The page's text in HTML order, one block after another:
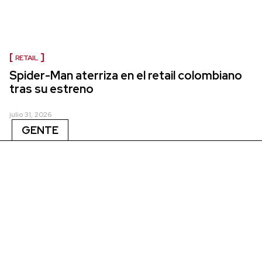
RETAIL
Spider-Man aterriza en el retail colombiano
tras su estreno
julio 31, 2026
GENTE